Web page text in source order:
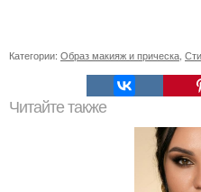
Категории: Образ макияж и прическа
Читайте также